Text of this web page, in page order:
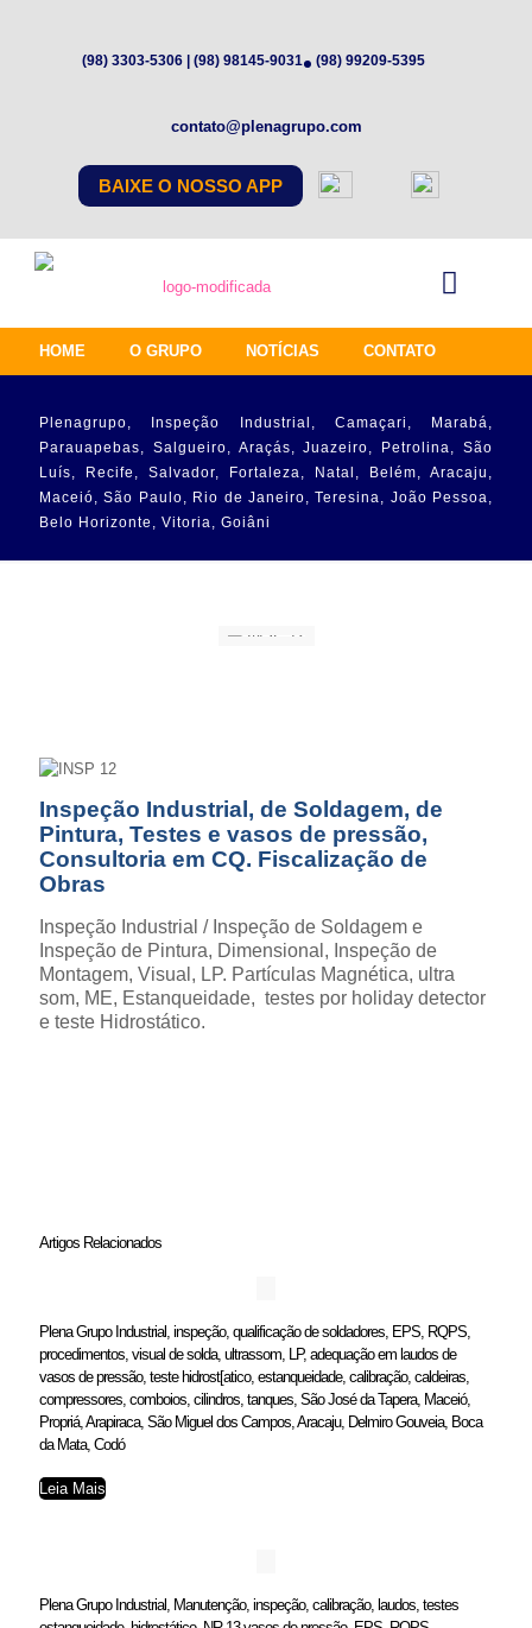
(98) 3303-5306 | (98) 98145-9031 (98) 99209-5395
contato@plenagrupo.com
BAIXE O NOSSO APP
HOME O GRUPO NOTÍCIAS CONTATO
Plenagrupo, Inspeção Industrial, Camaçari, Marabá,
Parauapebas, Salgueiro, Araçás, Juazeiro, Petrolina, São
Luís, Recife, Salvador, Fortaleza, Natal, Belém, Aracaju,
Maceió, São Paulo, Rio de Janeiro, Teresina, João Pessoa,
Belo Horizonte, Vitoria, Goiâni
Inspeção Industrial, de Soldagem, de
Pintura, Testes e vasos de pressão,
Consultoria em CQ. Fiscalização de
Obras
Inspeção Industrial / Inspeção de Soldagem e
Inspeção de Pintura, Dimensional, Inspeção de
Montagem, Visual, LP. Partículas Magnética, ultra
som, ME, Estanqueidade, testes por holiday detector
e teste Hidrostático.
Artigos Relacionados
Plena Grupo Industrial, inspeção, qualificação de soldadores, EPS, RQPS,
procedimentos, visual de solda, ultrassom, LP, adequação em laudos de
vasos de pressão, teste hidrost[atico, estanqueidade, calibração, caldeiras,
compressores, comboios, cilindros, tanques, São José da Tapera, Maceió,
Propriá, Arapiraca, São Miguel dos Campos, Aracaju, Delmiro Gouveia, Boca
da Mata, Codó
Leia Mais
Plena Grupo Industrial, Manutenção, inspeção, calibração, laudos, testes